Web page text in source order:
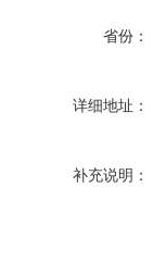
省份：
详细地址：
补充说明：